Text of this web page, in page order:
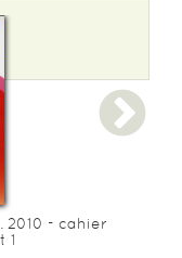
2010 - cahier
1